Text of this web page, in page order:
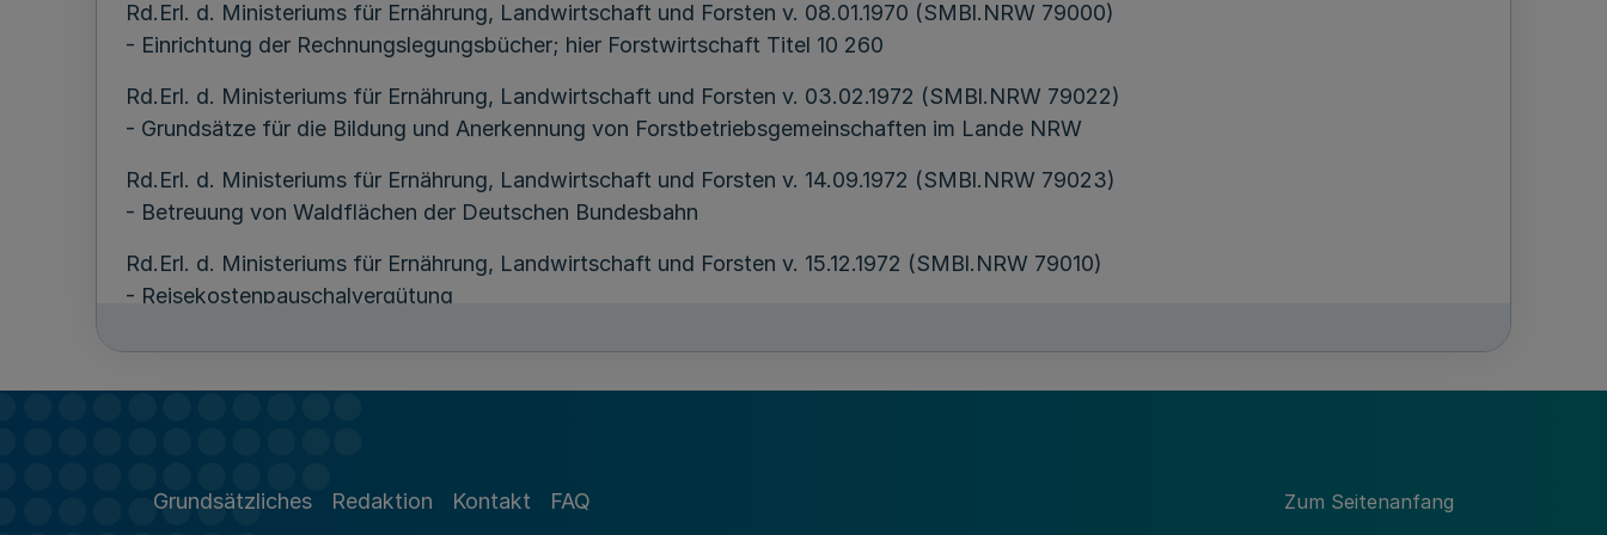
Rd.Erl. d. Ministeriums für Ernährung, Landwirtschaft und Forsten v. 08.01.1970 (SMBl.NRW 79000)
- Einrichtung der Rechnungslegungsbücher; hier Forstwirtschaft Titel 10 260
Rd.Erl. d. Ministeriums für Ernährung, Landwirtschaft und Forsten v. 03.02.1972 (SMBl.NRW 79022)
- Grundsätze für die Bildung und Anerkennung von Forstbetriebsgemeinschaften im Lande NRW
Rd.Erl. d. Ministeriums für Ernährung, Landwirtschaft und Forsten v. 14.09.1972 (SMBl.NRW 79023)
- Betreuung von Waldflächen der Deutschen Bundesbahn
Rd.Erl. d. Ministeriums für Ernährung, Landwirtschaft und Forsten v. 15.12.1972 (SMBl.NRW 79010)
- Reisekostenpauschalvergütung
Rd.Erl. d. Ministeriums für Ernährung, Landwirtschaft und Forsten v. 16.12.1975 (SMBl.NRW 79010)
Rd.Erl. d. Ministeriums für Ernährung, Landwirtschaft und Forsten v. 25.01.1977 (SMBl.NRW 79000)
Grundsätzliches Redaktion Kontakt FAQ Zum Seitenanfang